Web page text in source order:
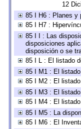
12
85 I H6 : Planes y
85 I H7 :
85 I I : Las
disposiciones
disposición o se
85 I L : El listado
85 I M1 : El
85 I M2 : El
85 I M3 : El
85 I M4 : El
85 I M5 : La
85 I M6 : El